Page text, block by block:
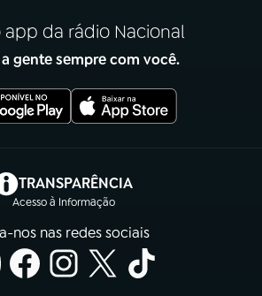
app da rádio Nacional
gente sempre com você.
TRANSPARÊNCIA
Acesso à Informação
(abre em nova aba)
nos nas redes sociais